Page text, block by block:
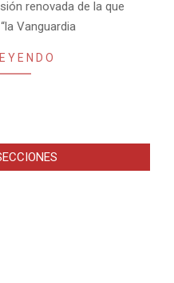
renovada de la que
Vanguardia